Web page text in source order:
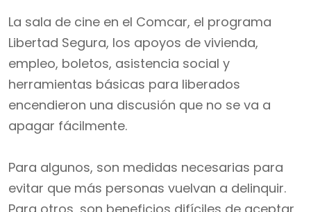
La sala de cine en el Comcar, el programa
Libertad Segura, los apoyos de vivienda,
empleo, boletos, asistencia social y
herramientas básicas para liberados
encendieron una discusión que no se va a
apagar fácilmente.
Para algunos, son medidas necesarias para
evitar que más personas vuelvan a delinquir.